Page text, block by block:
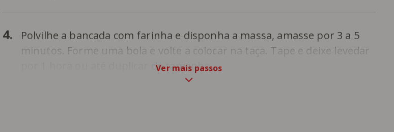
4.
Polvilhe a bancada com farinha e disponha a massa, amasse por 3 a 5
minutos. Forme uma bola e volte a colocar na taça. Tape e deixe levedar
por 1 hora ou até duplicar de tamanho.
Ver mais passos